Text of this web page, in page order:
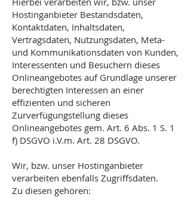
Hostinganbieter Bestandsdaten,
Kontaktdaten, Inhaltsdaten,
Vertragsdaten, Nutzungsdaten, Meta-
und Kommunikationsdaten von Kunden,
Interessenten und Besuchern dieses
Onlineangebotes auf Grundlage unserer
berechtigten Interessen an einer
effizienten und sicheren
Zurverfügungstellung dieses
Onlineangebotes gem. Art. 6 Abs. 1 S. 1
f) DSGVO i.V.m. Art. 28 DSGVO.
Wir, bzw. unser Hostinganbieter
verarbeiten ebenfalls Zugriffsdaten.
Zu diesen gehören: